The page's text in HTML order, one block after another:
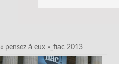
« pensez à eux »_fiac 2013